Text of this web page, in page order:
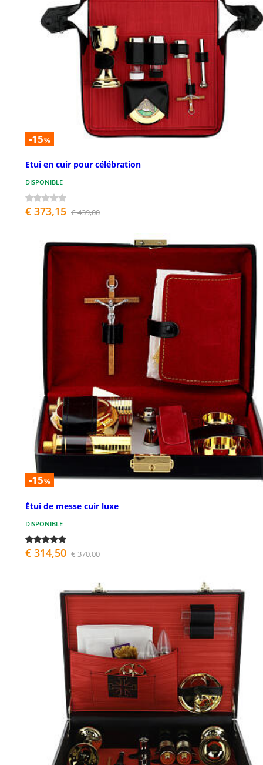
-15%
Etui en cuir pour célébration
DISPONIBLE
€ 373,15 € 439,00
-15%
Étui de messe cuir luxe
DISPONIBLE
€ 314,50 € 370,00